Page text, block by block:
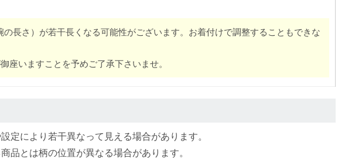
長さ）が若干長くなる可能性がございます。お着付けで調整することもできな
座いますことを予めご了承下さいませ。
定により若干異なって見える場合があります。
品とは柄の位置が異なる場合があります。